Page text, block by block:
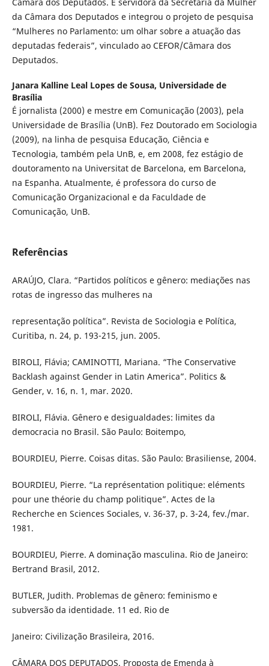
da Câmara dos Deputados e integrou o projeto de pesquisa
“Mulheres no Parlamento: um olhar sobre a atuação das
deputadas federais”, vinculado ao CEFOR/Câmara dos
Deputados.
Janara Kalline Leal Lopes de Sousa, Universidade de
Brasília
É jornalista (2000) e mestre em Comunicação (2003), pela
Universidade de Brasília (UnB). Fez Doutorado em Sociologia
(2009), na linha de pesquisa Educação, Ciência e
Tecnologia, também pela UnB, e, em 2008, fez estágio de
doutoramento na Universitat de Barcelona, em Barcelona,
na Espanha. Atualmente, é professora do curso de
Comunicação Organizacional e da Faculdade de
Comunicação, UnB.
Referências
ARAÚJO, Clara. “Partidos políticos e gênero: mediações nas
rotas de ingresso das mulheres na
representação política”. Revista de Sociologia e Política,
Curitiba, n. 24, p. 193-215, jun. 2005.
BIROLI, Flávia; CAMINOTTI, Mariana. “The Conservative
Backlash against Gender in Latin America”. Politics &
Gender, v. 16, n. 1, mar. 2020.
BIROLI, Flávia. Gênero e desigualdades: limites da
democracia no Brasil. São Paulo: Boitempo,
BOURDIEU, Pierre. Coisas ditas. São Paulo: Brasiliense, 2004.
BOURDIEU, Pierre. “La représentation politique: eléments
pour une théorie du champ politique”. Actes de la
Recherche en Sciences Sociales, v. 36-37, p. 3-24, fev./mar.
1981.
BOURDIEU, Pierre. A dominação masculina. Rio de Janeiro:
Bertrand Brasil, 2012.
BUTLER, Judith. Problemas de gênero: feminismo e
subversão da identidade. 11 ed. Rio de
Janeiro: Civilização Brasileira, 2016.
CÂMARA DOS DEPUTADOS. Proposta de Emenda à